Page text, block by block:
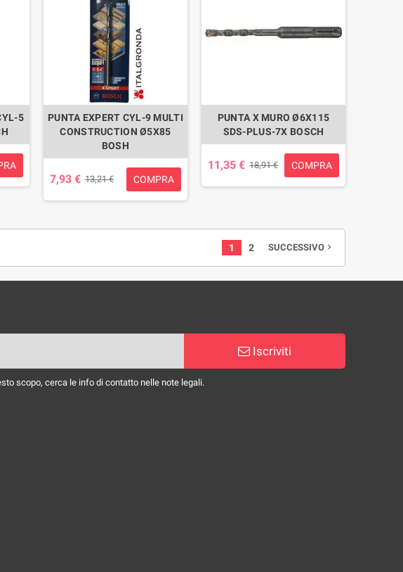
5
PUNTA EXPERT CYL-9 MULTI
CONSTRUCTION Ø5X85
BOSH
7,93 € 13,21 € COMPRA
PUNTA X MURO Ø6X115
SDS-PLUS-7X BOSCH
11,35 € 18,91 € COMPRA
1 2 SUCCESSIVOnavigate_next
Iscriviti
scopo, cerca le info di contatto nelle note legali.